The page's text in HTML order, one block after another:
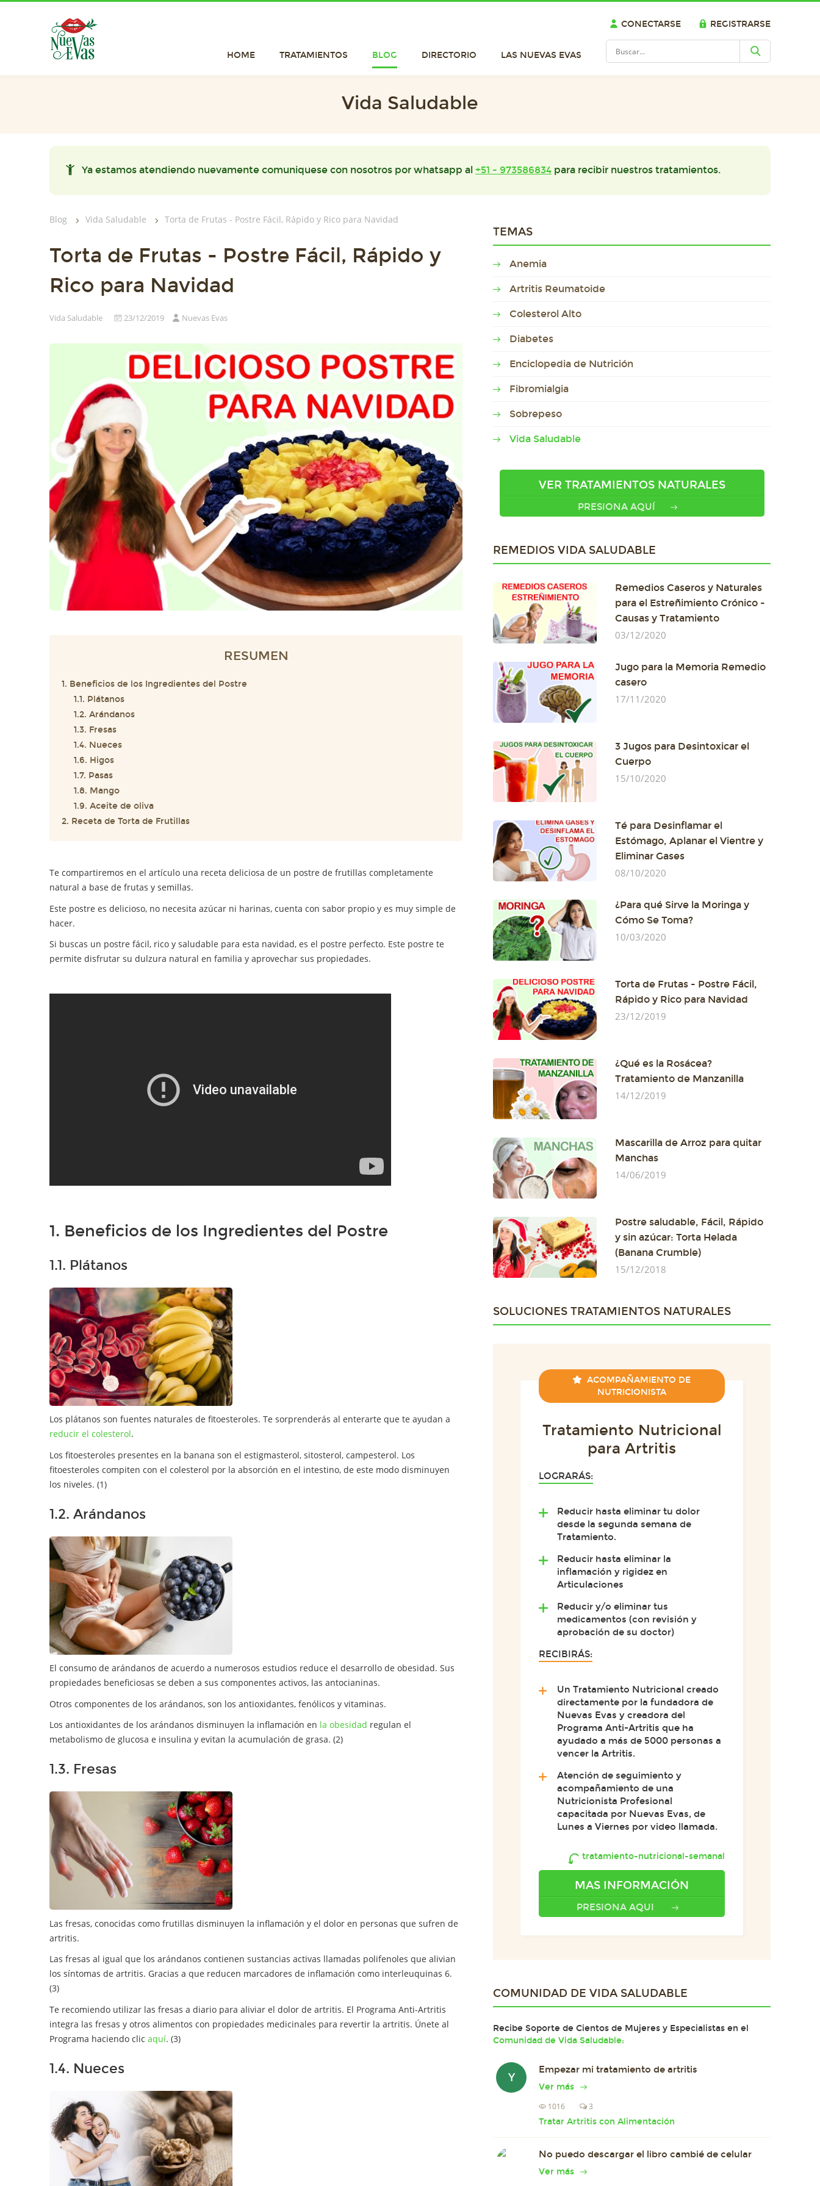
CONECTARSE REGISTRARSE
HOME TRATAMIENTOS BLOG DIRECTORIO LAS NUEVAS EVAS
Vida Saludable
Ya estamos atendiendo nuevamente comuniquese con nosotros por whatsapp al +51 - 973586834 para recibir nuestros tratamientos.
Blog Vida Saludable Torta de Frutas - Postre Fácil, Rápido y Rico para Navidad
Torta de Frutas - Postre Fácil, Rápido y
Rico para Navidad
Vida Saludable 23/12/2019 Nuevas Evas
RESUMEN
1. Beneficios de los Ingredientes del Postre
1.1. Plátanos
1.2. Arándanos
1.3. Fresas
1.4. Nueces
1.6. Higos
1.7. Pasas
1.8. Mango
1.9. Aceite de oliva
2. Receta de Torta de Frutillas
Te compartiremos en el artículo una receta deliciosa de un postre de frutillas completamente
natural a base de frutas y semillas.
Este postre es delicioso, no necesita azúcar ni harinas, cuenta con sabor propio y es muy simple de
hacer.
Si buscas un postre fácil, rico y saludable para esta navidad, es el postre perfecto. Este postre te
permite disfrutar su dulzura natural en familia y aprovechar sus propiedades.
1. Beneficios de los Ingredientes del Postre
1.1. Plátanos
Los plátanos son fuentes naturales de fitoesteroles. Te sorprenderás al enterarte que te ayudan a
reducir el colesterol.
Los fitoesteroles presentes en la banana son el estigmasterol, sitosterol, campesterol. Los
fitoesteroles compiten con el colesterol por la absorción en el intestino, de este modo disminuyen
los niveles. (1)
1.2. Arándanos
El consumo de arándanos de acuerdo a numerosos estudios reduce el desarrollo de obesidad. Sus
propiedades beneficiosas se deben a sus componentes activos, las antocianinas.
Otros componentes de los arándanos, son los antioxidantes, fenólicos y vitaminas.
Los antioxidantes de los arándanos disminuyen la inflamación en la obesidad regulan el
metabolismo de glucosa e insulina y evitan la acumulación de grasa. (2)
1.3. Fresas
Las fresas, conocidas como frutillas disminuyen la inflamación y el dolor en personas que sufren de
artritis.
Las fresas al igual que los arándanos contienen sustancias activas llamadas polifenoles que alivian
los síntomas de artritis. Gracias a que reducen marcadores de inflamación como interleuquinas 6.
(3)
Te recomiendo utilizar las fresas a diario para aliviar el dolor de artritis. El Programa Anti-Artritis
integra las fresas y otros alimentos con propiedades medicinales para revertir la artritis. Únete al
Programa haciendo clic aquí. (3)
1.4. Nueces
TEMAS
Anemia
Artritis Reumatoide
Colesterol Alto
Diabetes
Enciclopedia de Nutrición
Fibromialgia
Sobrepeso
Vida Saludable
VER TRATAMIENTOS NATURALES
PRESIONA AQUÍ
REMEDIOS VIDA SALUDABLE
Remedios Caseros y Naturales
para el Estreñimiento Crónico -
Causas y Tratamiento
03/12/2020
Jugo para la Memoria Remedio
casero
17/11/2020
3 Jugos para Desintoxicar el
Cuerpo
15/10/2020
Té para Desinflamar el
Estómago, Aplanar el Vientre y
Eliminar Gases
08/10/2020
¿Para qué Sirve la Moringa y
Cómo Se Toma?
10/03/2020
Torta de Frutas - Postre Fácil,
Rápido y Rico para Navidad
23/12/2019
¿Qué es la Rosácea?
Tratamiento de Manzanilla
14/12/2019
Mascarilla de Arroz para quitar
Manchas
14/06/2019
Postre saludable, Fácil, Rápido
y sin azúcar: Torta Helada
(Banana Crumble)
15/12/2018
SOLUCIONES TRATAMIENTOS NATURALES
ACOMPAÑAMIENTO DE
NUTRICIONISTA
Tratamiento Nutricional
para Artritis
LOGRARÁS:
Reducir hasta eliminar tu dolor
desde la segunda semana de
Tratamiento.
Reducir hasta eliminar la
inflamación y rigidez en
Articulaciones
Reducir y/o eliminar tus
medicamentos (con revisión y
aprobación de su doctor)
RECIBIRÁS:
Un Tratamiento Nutricional creado
directamente por la fundadora de
Nuevas Evas y creadora del
Programa Anti-Artritis que ha
ayudado a más de 5000 personas a
vencer la Artritis.
Atención de seguimiento y
acompañamiento de una
Nutricionista Profesional
capacitada por Nuevas Evas, de
Lunes a Viernes por video llamada.
tratamiento-nutricional-semanal
MAS INFORMACIÓN
PRESIONA AQUI
COMUNIDAD DE VIDA SALUDABLE
Recibe Soporte de Cientos de Mujeres y Especialistas en el
Comunidad de Vida Saludable:
Y
Empezar mi tratamiento de artritis
Ver más
1016
3
Tratar Artritis con Alimentación
No puedo descargar el libro cambié de celular
Ver más